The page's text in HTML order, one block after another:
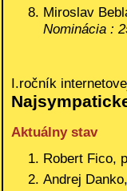
Miroslav
Nominácia :
I.ročník
Aktuálny stav
Robert Fico,
Andrej